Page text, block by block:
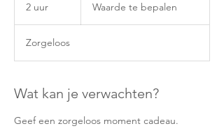
2 uur
r
bepalen
Waarde te bepalen
Zorgeloos
Wat kan je verwachten?
Geef een zorgeloos moment cadeau.